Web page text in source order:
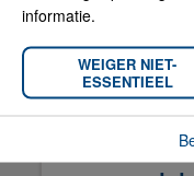
informatie.
WEIGER NIET-
ESSENTIEEL